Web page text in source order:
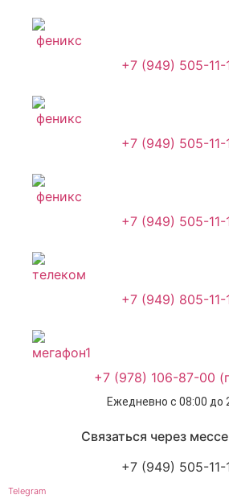
+7 (949) 505-11-
+7 (949) 505-11-
+7 (949) 505-11-
+7 (949) 805-11-
+7 (978) 106-87-00
Ежедневно с 08:00 до
Связаться через
+7 (949) 505-11-
Telegram